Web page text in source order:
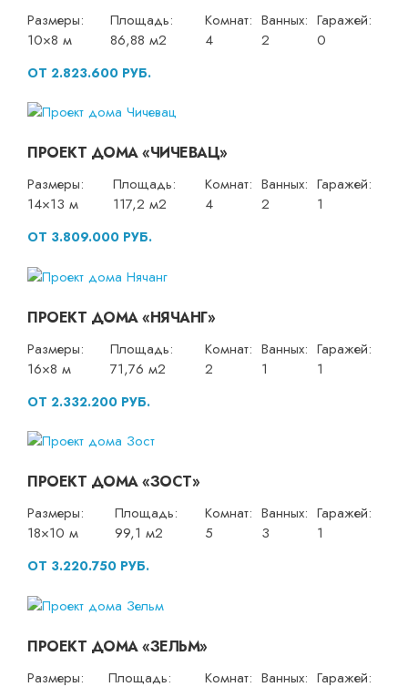
Размеры:
10×8 м
Площадь:
86,88 м2
Комнат:
4
Ванных:
2
Гаражей:
0
ОТ 2.823.600 РУБ.
ПРОЕКТ ДОМА «ЧИЧЕВАЦ»
Размеры:
14×13 м
Площадь:
117,2 м2
Комнат:
4
Ванных:
2
Гаражей:
1
ОТ 3.809.000 РУБ.
ПРОЕКТ ДОМА «НЯЧАНГ»
Размеры:
16×8 м
Площадь:
71,76 м2
Комнат:
2
Ванных:
1
Гаражей:
1
ОТ 2.332.200 РУБ.
ПРОЕКТ ДОМА «ЗОСТ»
Размеры:
18×10 м
Площадь:
99,1 м2
Комнат:
5
Ванных:
3
Гаражей:
1
ОТ 3.220.750 РУБ.
ПРОЕКТ ДОМА «ЗЕЛЬМ»
Размеры:
Площадь:
Комнат: Ванных: Гаражей: